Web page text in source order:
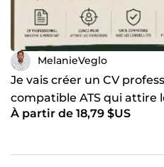
MelanieVeglo
Je vais créer un CV
compatible ATS qui attire
À partir de 18,79 $US